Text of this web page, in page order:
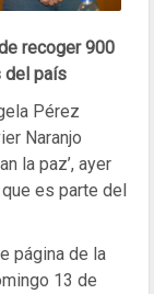
recoger 900
del país
Pérez
Naranjo
la paz’, ayer
es parte del
página de la
13 de